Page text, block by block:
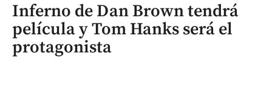
Inferno de Dan Brown tendrá
película y Tom Hanks será el
protagonista